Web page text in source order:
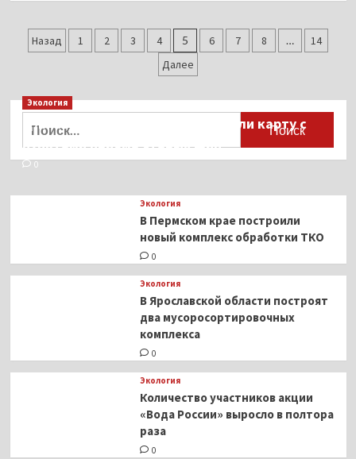
фотохудожника
Игоря
ГУМе
Пагинация
Назад 1 2 3 4 5 6 7 8 …
14
Далее
Экология
Для автомобилистов разработали карту с
пунктами приёма старых шин
0
Экология
В Пермском крае построили
новый комплекс обработки ТКО
0
Экология
В Ярославской области построят
два мусоросортировочных
комплекса
0
Экология
Количество участников акции
«Вода России» выросло в полтора
раза
0